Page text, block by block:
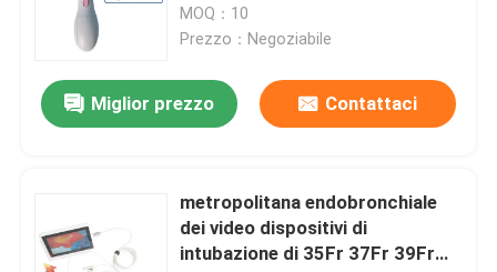
120cmH2O della maschera
MOQ：10
Prezzo：Negoziabile
Miglior prezzo Contattaci
metropolitana endobronchiale
dei video dispositivi di
intubazione di 35Fr 37Fr 39Fr